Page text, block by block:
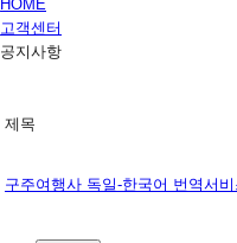
HOME
고객센터
공지사항
제목
구주여행사 독일-한국어 번역서